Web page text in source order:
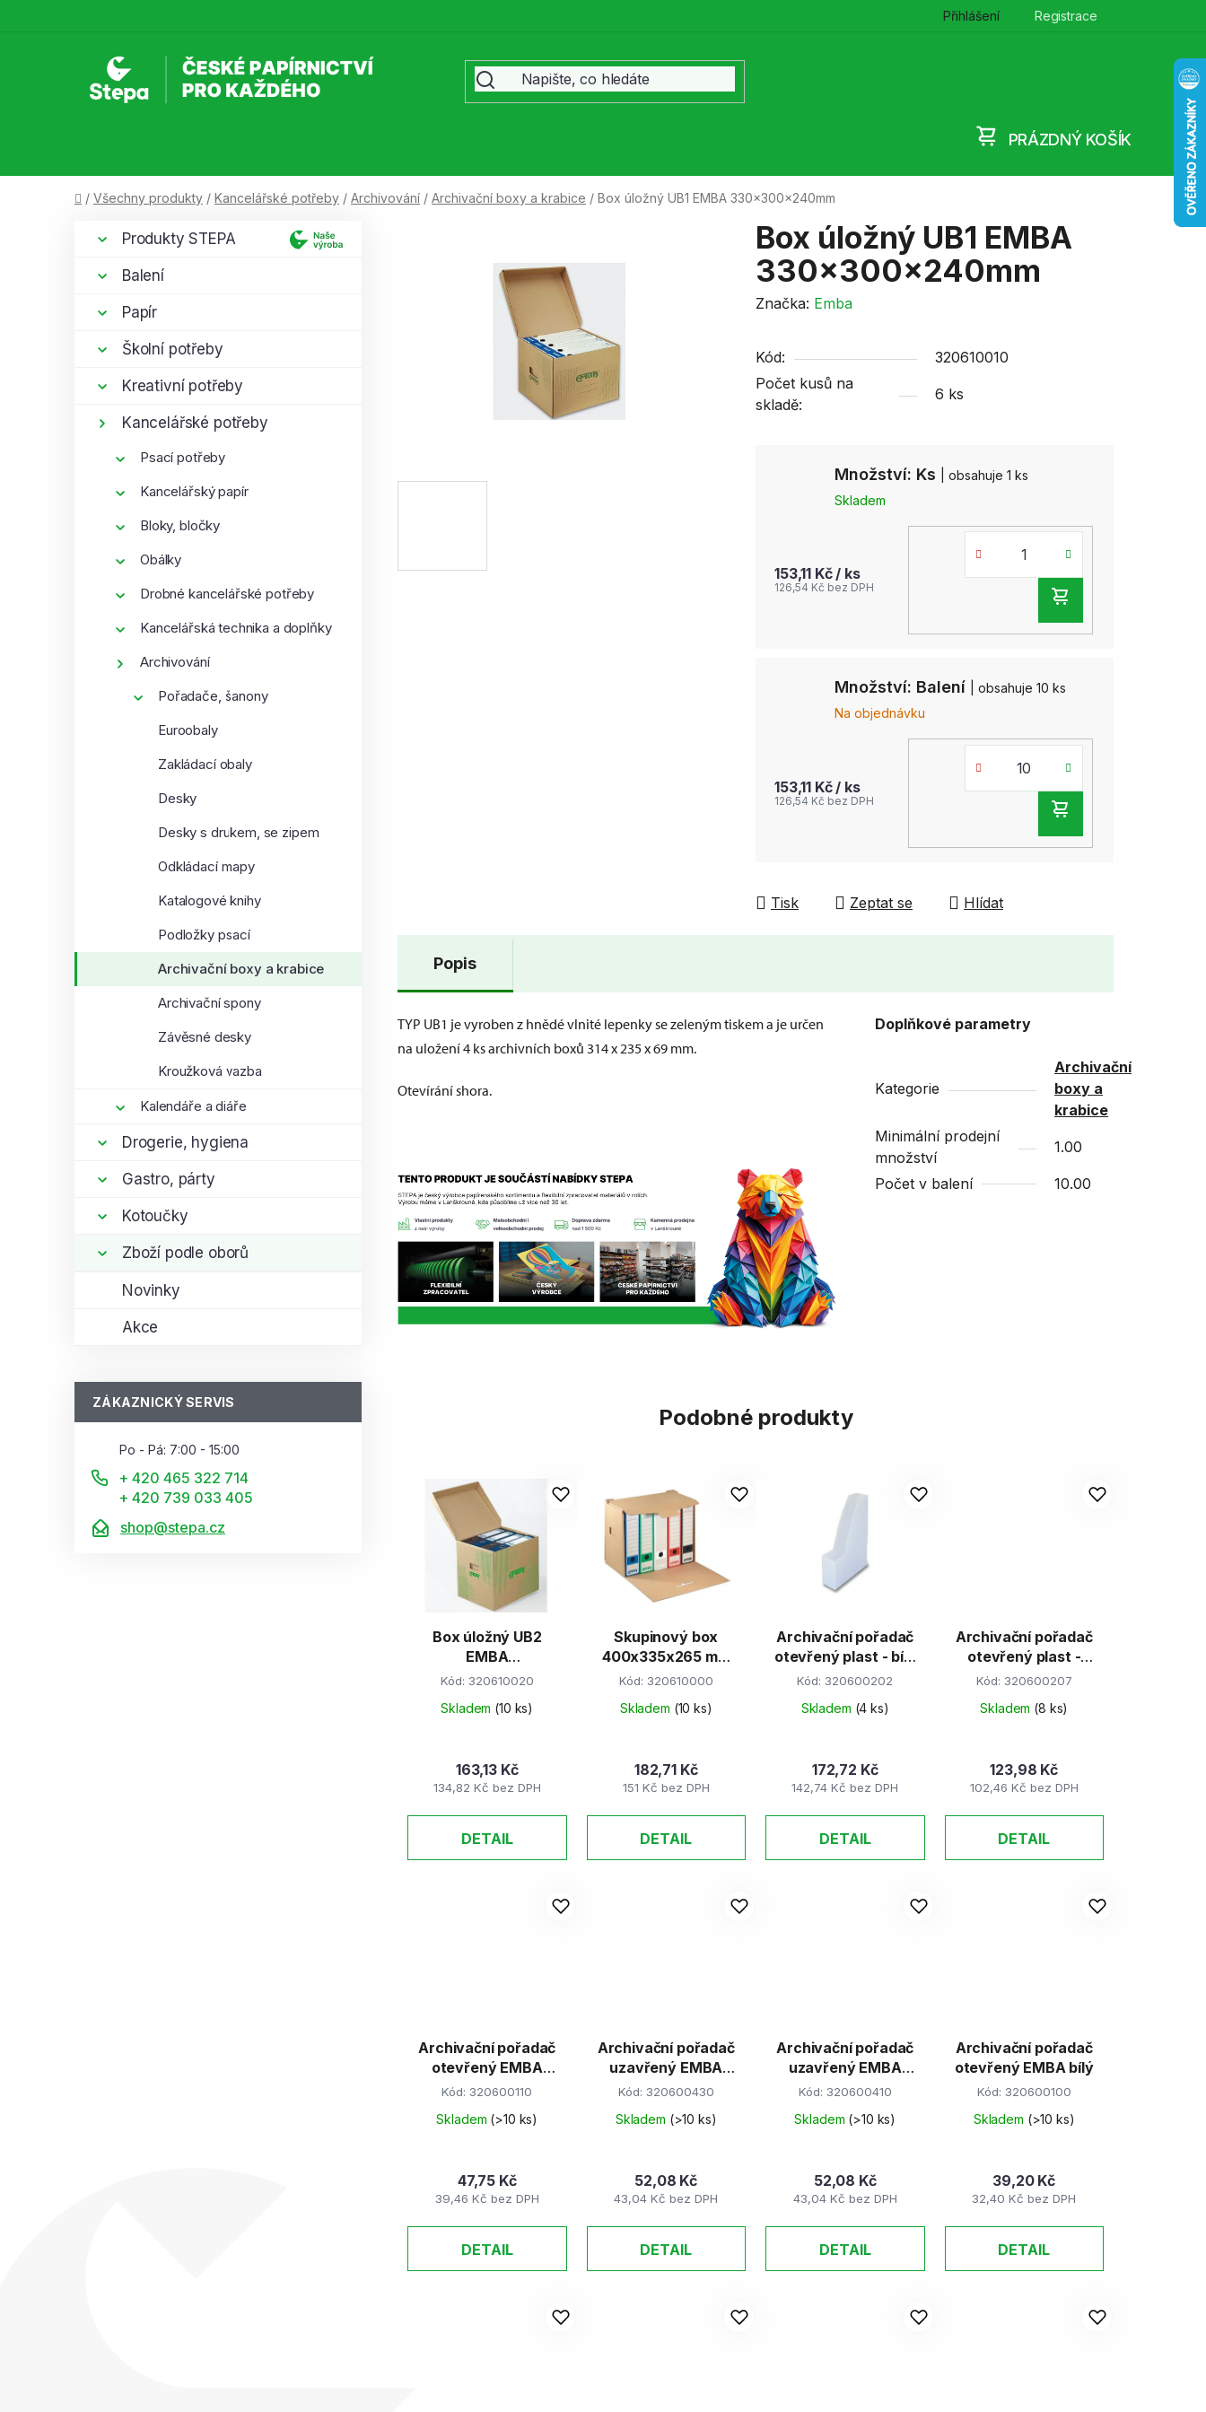
Přihlášení Registrace
PRÁZDNÝ KOŠÍK
Domů
/ Všechny produkty / Kancelářské potřeby / Archivování / Archivační boxy a krabice / Box úložný UB1 EMBA 330x300x240mm
Přeskočit
kategorie
Produkty STEPA
Balení
Papír
Školní potřeby
Kreativní potřeby
Kancelářské potřeby
Psací potřeby
Kancelářský papír
Bloky, bločky
Obálky
Drobné kancelářské potřeby
Kancelářská technika a doplňky
Archivování
Pořadače, šanony
Euroobaly
Zakládací obaly
Desky
Desky s drukem, se zipem
Odkládací mapy
Katalogové knihy
Podložky psací
Archivační boxy a krabice
Archivační spony
Závěsné desky
Kroužková vazba
Kalendáře a diáře
Drogerie, hygiena
Gastro, párty
Kotoučky
Zboží podle oborů
Novinky
Akce
ZÁKAZNICKÝ SERVIS
Po - Pá: 7:00 - 15:00
+ 420 465 322 714
+ 420 739 033 405
shop@stepa.cz
Box úložný UB1 EMBA
330x300x240mm
Značka: Emba
Množství: Ks
| obsahuje 1 ks
Skladem
153,11 Kč / ks
126,54 Kč bez DPH
KOŠÍKU
Množství: Balení
| obsahuje 10 ks
Na objednávku
153,11 Kč / ks
126,54 Kč bez DPH
KOŠÍKU
Kód:
320610010
Počet kusů na
skladě:
6 ks
Tisk Zeptat se Hlídat
Popis
TYP UB1 je vyroben z hnědé vlnité lepenky se zeleným tiskem a je určen
na uložení 4 ks archivních boxů 314 x 235 x 69 mm.
Otevírání shora.
Doplňkové parametry
Kategorie
Archivační
boxy a
krabice
Minimální prodejní
množství
1.00
Počet v balení 10.00
Podobné produkty
Box úložný UB2
EMBA
330x300x295mm
Kód: 320610020
Skladem (10 ks)
134,82 Kč bez DPH
163,13 Kč
DETAIL
Skupinový box
400x335x265 mm
(na 5 archivních
Kód: 320610000
Skladem (10 ks)
151 Kč bez DPH
182,71 Kč
DETAIL
Archivační pořadač
otevřený plast - bílý
matný
Kód:320600202
Skladem (4 ks)
142,74 Kč bez DPH
172,72 Kč
DETAIL
Archivační pořadač
otevřený plast -
šedý
Kód: 320600207
Skladem (8 ks)
102,46 Kč bez DPH
123,98 Kč
DETAIL
Archivační pořadač
otevřený EMBA
černý
Kód:320600110
Skladem (>10 ks)
39,46 Kč bez DPH
47,75 Kč
DETAIL
Archivační pořadač
uzavřený EMBA
červený
Kód: 320600430
Skladem (>10 ks)
43,04 Kč bez DPH
52,08 Kč
DETAIL
Archivační pořadač
uzavřený EMBA
černý
Kód: 320600410
Skladem (>10 ks)
43,04 Kč bez DPH
52,08 Kč
DETAIL
Archivační pořadač
otevřený EMBA bílý
Kód: 320600100
Skladem (>10 ks)
32,40 Kč bez DPH
39,20 Kč
DETAIL